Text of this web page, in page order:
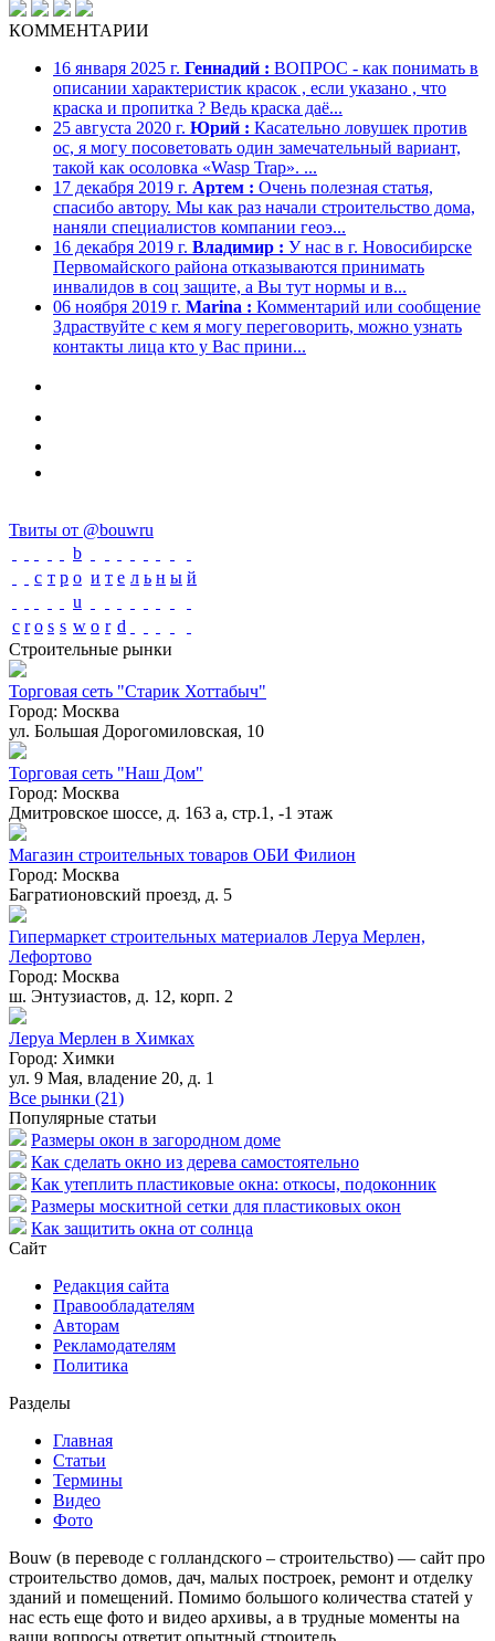
КОММЕНТАРИИ
16 января 2025 г. Геннадий : ВОПРОС - как понимать в
описании характеристик красок , если указано , что
краска и пропитка ? Ведь краска даё...
25 августа 2020 г. Юрий : Касательно ловушек против
ос, я могу посоветовать один замечательный вариант,
такой как осоловка «Wasp Trap». ...
17 декабря 2019 г. Артем : Очень полезная статья,
спасибо автору. Мы как раз начали строительство дома,
наняли специалистов компании геоэ...
16 декабря 2019 г. Владимир : У нас в г. Новосибирске
Первомайского района отказываются принимать
инвалидов в соц защите, а Вы тут нормы и в...
06 ноября 2019 г. Marina : Комментарий или сообщение
Здраствуйте с кем я могу переговорить, можно узнать
контакты лица кто у Вас прини...
Твиты от @bouwru
b
с т р o и т е л ь н ы й
u
c r o s s w o r d
Строительные рынки
Торговая сеть "Старик Хоттабыч"
Город: Москва
ул. Большая Дорогомиловская, 10
Торговая сеть "Наш Дом"
Город: Москва
Дмитровское шоссе, д. 163 а, стр.1, -1 этаж
Магазин строительных товаров ОБИ Филион
Город: Москва
Багратионовский проезд, д. 5
Гипермаркет строительных материалов Леруа Мерлен,
Лефортово
Город: Москва
ш. Энтузиастов, д. 12, корп. 2
Леруа Мерлен в Химках
Город: Химки
ул. 9 Мая, владение 20, д. 1
Все рынки (21)
Популярные статьи
Размеры окон в загородном доме
Как сделать окно из дерева самостоятельно
Как утеплить пластиковые окна: откосы, подоконник
Размеры москитной сетки для пластиковых окон
Как защитить окна от солнца
Сайт
Редакция сайта
Правообладателям
Авторам
Рекламодателям
Политика
Разделы
Главная
Статьи
Термины
Видео
Фото
Bouw (в переводе с голландского – строительство) — сайт про
строительство домов, дач, малых построек, ремонт и отделку
зданий и помещений. Помимо большого количества статей у
нас есть еще фото и видео архивы, а в трудные моменты на